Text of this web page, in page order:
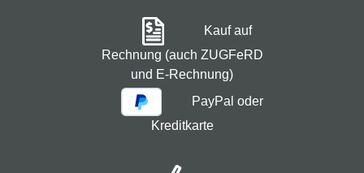
Kauf auf
Rechnung (auch ZUGFeRD
und E-Rechnung)
PayPal oder
Kreditkarte